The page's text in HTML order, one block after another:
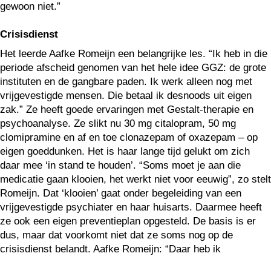
gewoon niet.”
Crisisdienst
Het leerde Aafke Romeijn een belangrijke les. “Ik heb in die
periode afscheid genomen van het hele idee GGZ: de grote
instituten en de gangbare paden. Ik werk alleen nog met
vrijgevestigde mensen. Die betaal ik desnoods uit eigen
zak.” Ze heeft goede ervaringen met Gestalt-therapie en
psychoanalyse. Ze slikt nu 30 mg citalopram, 50 mg
clomipramine en af en toe clonazepam of oxazepam – op
eigen goeddunken. Het is haar lange tijd gelukt om zich
daar mee ‘in stand te houden’. “Soms moet je aan die
medicatie gaan klooien, het werkt niet voor eeuwig”, zo stelt
Romeijn. Dat ‘klooien’ gaat onder begeleiding van een
vrijgevestigde psychiater en haar huisarts. Daarmee heeft
ze ook een eigen preventieplan opgesteld. De basis is er
dus, maar dat voorkomt niet dat ze soms nog op de
crisisdienst belandt. Aafke Romeijn: “Daar heb ik